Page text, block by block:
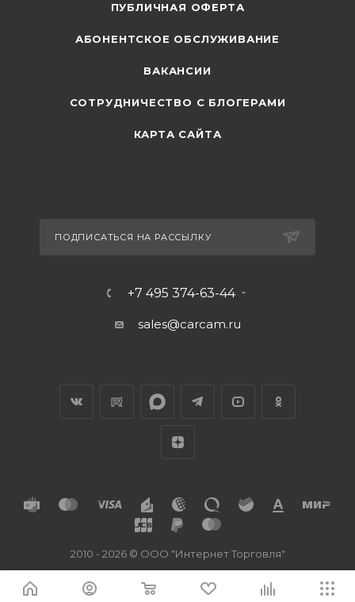
ПУБЛИЧНАЯ ОФЕРТА
АБОНЕНТСКОЕ ОБСЛУЖИВАНИЕ
ВАКАНСИИ
СОТРУДНИЧЕСТВО С БЛОГЕРАМИ
КАРТА САЙТА
ПОДПИСАТЬСЯ НА РАССЫЛКУ
+7 495 374-63-44
sales@carcam.ru
2010 - 2026 © ООО "Интернет Торговля"